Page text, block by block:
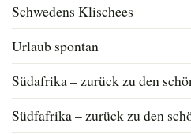
Schwedens Klischees
Urlaub spontan
Südafrika – zurück zu den
Südfafrika – zurück zu den